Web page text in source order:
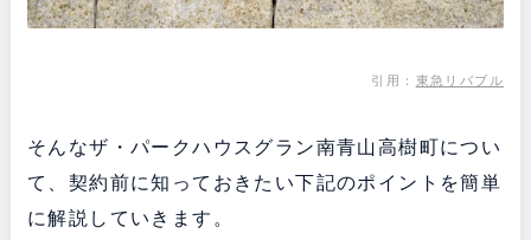
引用： 東急リバブル
そんなザ・パークハウスグラン南青山高樹町につい
て、契約前に知っておきたい下記のポイントを簡単
に解説していきます。